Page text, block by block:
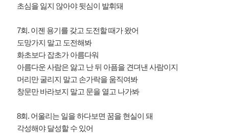
초심을 잃지 않아야 뒷심이 발휘돼
7회. 이젠 용기를 갖고 도전할 때가 왔어
도망가지 말고 도전해봐
화초보다 잡초가 아름다워
아름다운 사람은 앓고 난 뒤 아픔을 견뎌낸 사람이지
머리만 굴리지 말고 손가락을 움직여봐
창문만 바라보지 말고 문을 열고 나가봐
8회. 어울리는 일을 하다보면 꿈을 현실이 돼
각성해야 달성할 수 있어